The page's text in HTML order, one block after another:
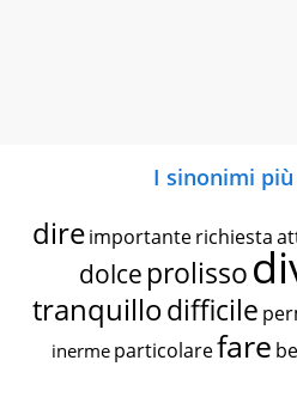
I sinonimi
dire importante richiesta
dolce prolisso
tranquillodifficile
inerme particolarefare